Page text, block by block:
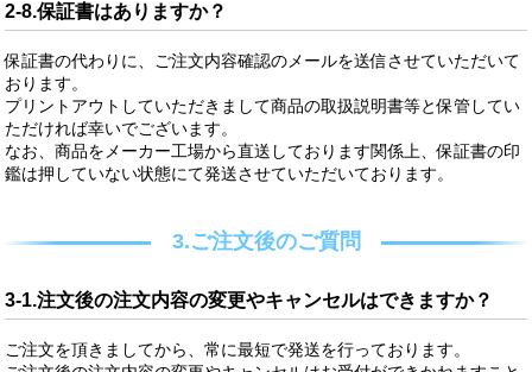
2-8.保証書はありますか？
保証書の代わりに、ご注文内容確認のメールを送信させていただいて
おります。
プリントアウトしていただきまして商品の取扱説明書等と保管してい
ただければ幸いでございます。
なお、商品をメーカー工場から直送しております関係上、保証書の印
鑑は押していない状態にて発送させていただいております。
3.ご注文後のご質問
3-1.注文後の注文内容の変更やキャンセルはできますか？
ご注文を頂きましてから、常に最短で発送を行っております。